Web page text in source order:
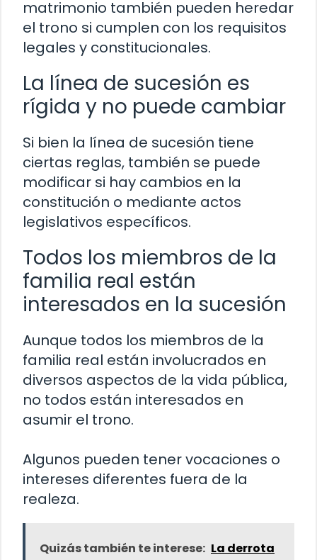
matrimonio también pueden heredar
el trono si cumplen con los requisitos
legales y constitucionales.
La línea de sucesión es
rígida y no puede cambiar
Si bien la línea de sucesión tiene
ciertas reglas, también se puede
modificar si hay cambios en la
constitución o mediante actos
legislativos específicos.
Todos los miembros de la
familia real están
interesados en la sucesión
Aunque todos los miembros de la
familia real están involucrados en
diversos aspectos de la vida pública,
no todos están interesados en
asumir el trono.
Algunos pueden tener vocaciones o
intereses diferentes fuera de la
realeza.
Quizás también te interese: La derrota